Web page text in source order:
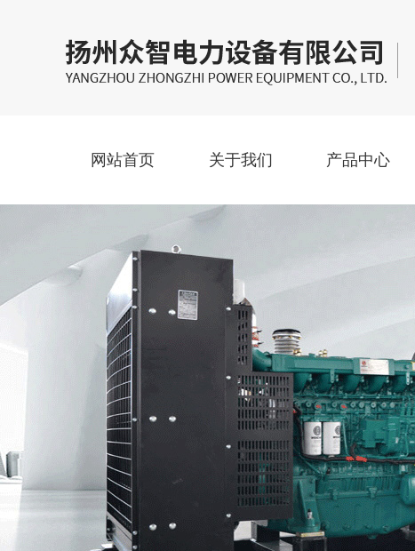
网站首页 关于我们 产品中心